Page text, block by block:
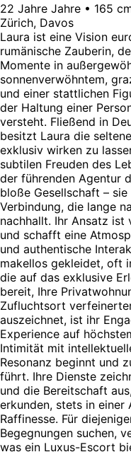
22 Jahre Jahre • 165
Zürich, Davos
Laura ist eine Vision
rumänische Zauberin,
Momente in
sonnenverwöhntem,
und einer stattlichen
der Haltung einer
versteht. Fließend in
besitzt Laura die
exklusiv wirken zu
subtilen Freuden des
der führenden Agentur
bloße Gesellschaft –
Verbindung, die lange
nachhallt. Ihr Ansatz
und schafft eine
und authentische
makellos gekleidet, oft
die auf das exklusive
bereit, Ihre
Zufluchtsort
auszeichnet, ist ihr
Experience auf
Intimität mit
Resonanz beginnt und
führt. Ihre Dienste
und die Bereitschaft
erkunden, stets in einer
Raffinesse. Für
Begegnungen suchen,
was ein Luxus-Escort